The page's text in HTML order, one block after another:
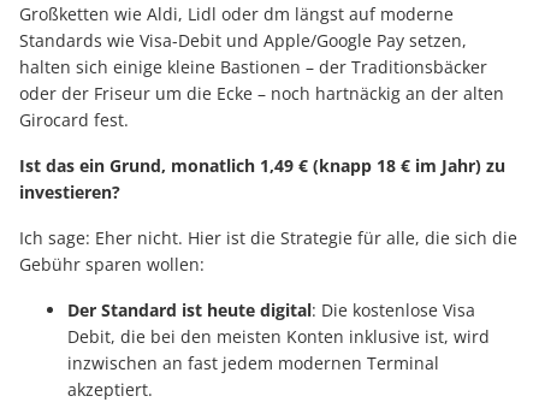
Großketten wie Aldi, Lidl oder dm längst auf moderne
Standards wie Visa-Debit und Apple/Google Pay setzen,
halten sich einige kleine Bastionen – der Traditionsbäcker
oder der Friseur um die Ecke – noch hartnäckig an der alten
Girocard fest.
Ist das ein Grund, monatlich 1,49 € (knapp 18 € im Jahr) zu
investieren?
Ich sage: Eher nicht. Hier ist die Strategie für alle, die sich die
Gebühr sparen wollen:
Der Standard ist heute digital: Die kostenlose Visa
Debit, die bei den meisten Konten inklusive ist, wird
inzwischen an fast jedem modernen Terminal
akzeptiert.